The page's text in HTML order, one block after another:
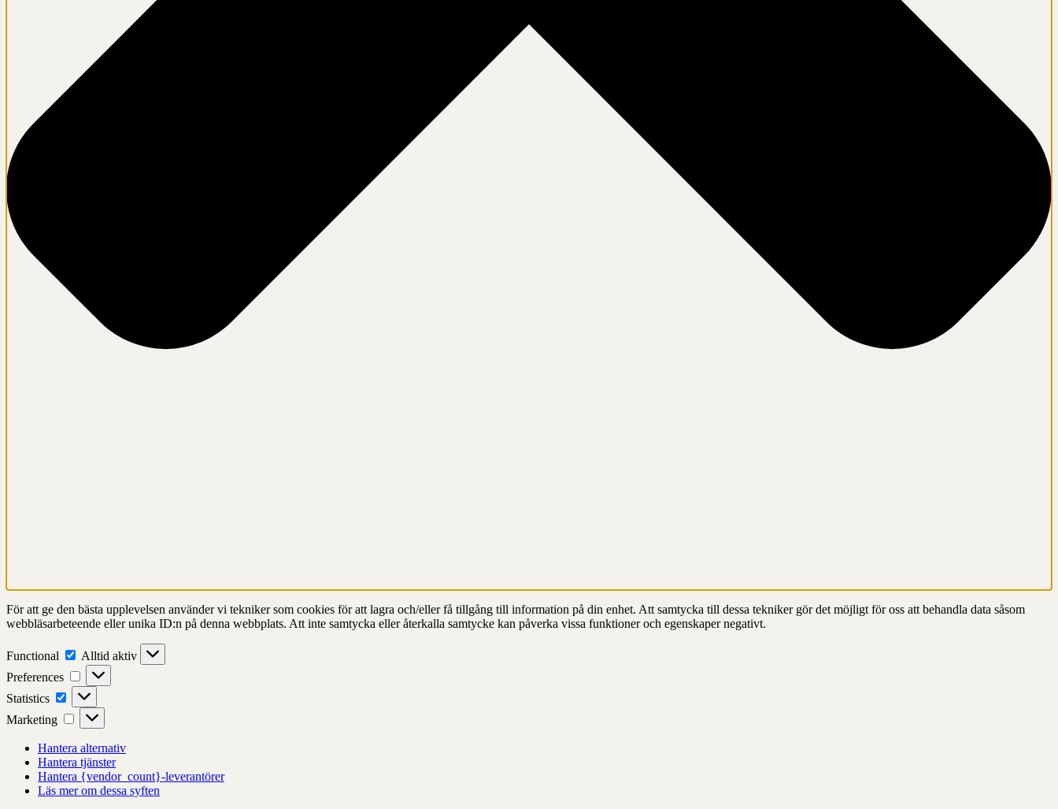
För att ge den bästa upplevelsen använder vi tekniker som cookies för att lagra och/eller få tillgång till information på din enhet. Att samtycka till dessa tekniker gör det möjligt för oss att behandla data såsom
webbläsarbeteende eller unika ID:n på denna webbplats. Att inte samtycka eller återkalla samtycke kan påverka vissa funktioner och egenskaper negativt.
Functional Functional
Alltid aktiv
Preferences
Preferences
Statistics Statistics
Marketing Marketing
Hantera alternativ
Hantera tjänster
Hantera {vendor_count}-leverantörer
Läs mer om dessa syften